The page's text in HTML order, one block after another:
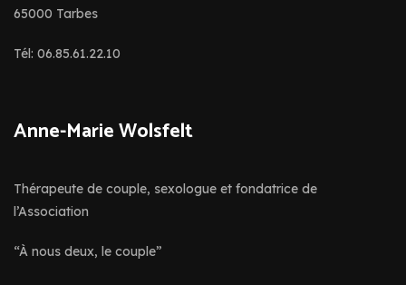
65000 Tarbes
Tél: 06.85.61.22.10
Anne-Marie Wolsfelt
Thérapeute de couple, sexologue et fondatrice de
l’Association
“À nous deux, le couple”